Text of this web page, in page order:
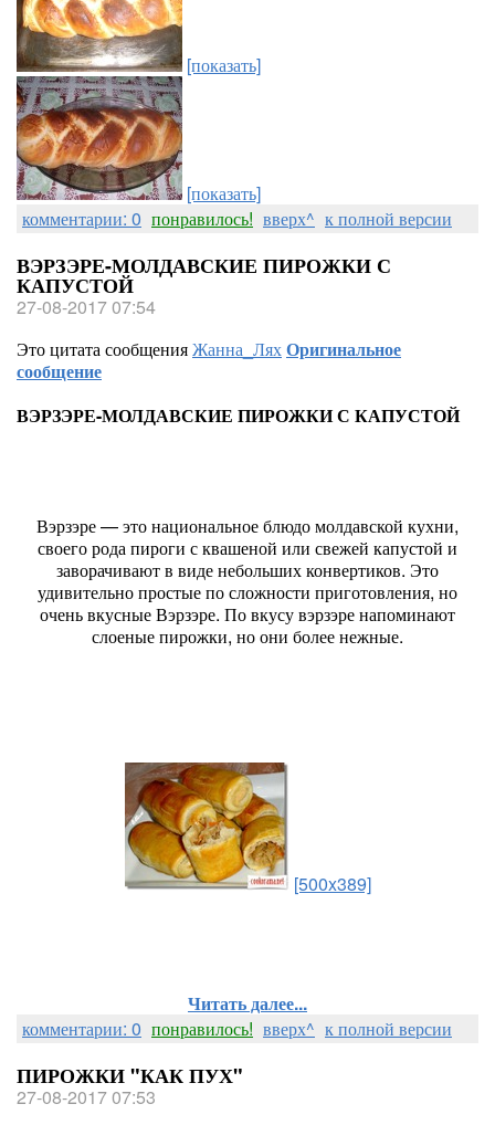
[показать]
[показать]
комментарии: 0 понравилось! вверх^ к полной версии
ВЭРЗЭРЕ-МОЛДАВСКИЕ ПИРОЖКИ С
КАПУСТОЙ
27-08-2017 07:54
Это цитата сообщенияЖанна_ЛяхОригинальное
сообщение
ВЭРЗЭРЕ-МОЛДАВСКИЕ ПИРОЖКИ С КАПУСТОЙ
Вэрзэре — это национальное блюдо молдавской кухни,
своего рода пироги с квашеной или свежей капустой и
заворачивают в виде небольших конвертиков. Это
удивительно простые по сложности приготовления, но
очень вкусные Вэрзэре. По вкусу вэрзэре напоминают
слоеные пирожки, но они более нежные.
[500x389]
Читать далее...
комментарии: 0 понравилось! вверх^ к полной версии
ПИРОЖКИ "КАК ПУХ"
27-08-2017 07:53